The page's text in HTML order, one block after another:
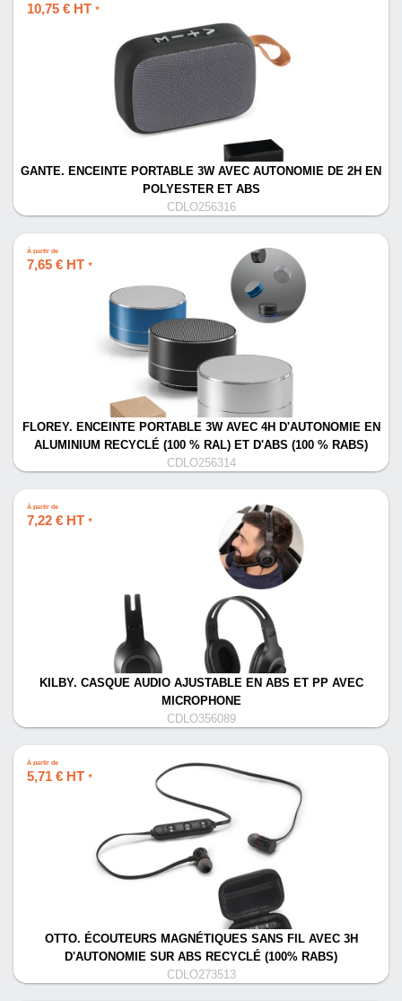
10,75 € HT *
GANTE. ENCEINTE PORTABLE 3W AVEC AUTONOMIE DE 2H EN
POLYESTER ET ABS
CDLO256316
À partir de
7,65 € HT *
FLOREY. ENCEINTE PORTABLE 3W AVEC 4H D'AUTONOMIE EN
ALUMINIUM RECYCLÉ (100 % RAL) ET D'ABS (100 % RABS)
CDLO256314
À partir de
7,22 € HT *
KILBY. CASQUE AUDIO AJUSTABLE EN ABS ET PP AVEC
MICROPHONE
CDLO356089
À partir de
5,71 € HT *
OTTO. ÉCOUTEURS MAGNÉTIQUES SANS FIL AVEC 3H
D'AUTONOMIE SUR ABS RECYCLÉ (100% RABS)
CDLO273513